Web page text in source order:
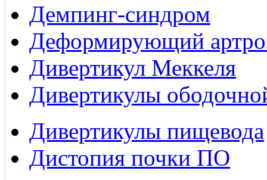
Демпинг-синдром
Деформирующий
Дивертикул Меккеля
Дивертикулы
Дивертикулы пищевода
Дистопия почки ПО